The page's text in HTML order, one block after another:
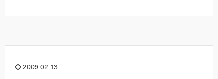
2009.02.13